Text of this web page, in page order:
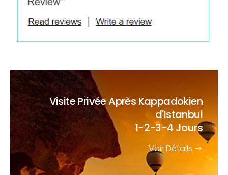
Visite Privée Après Kappadokien
d'Istanbul
1-2-3-4 Jours
Voir Détails